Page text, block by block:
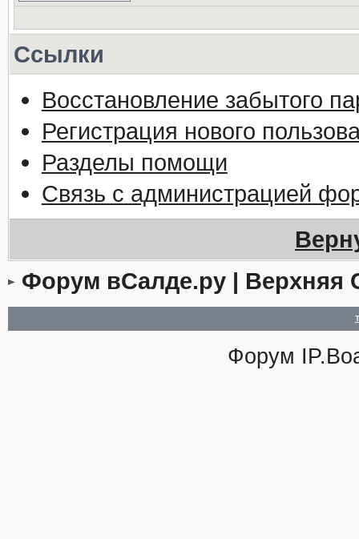
Ссылки
Восстановление забытого
Регистрация нового
Разделы помощи
Связь с администрацией
Форум вСалде.ру | Верхняя
Форум